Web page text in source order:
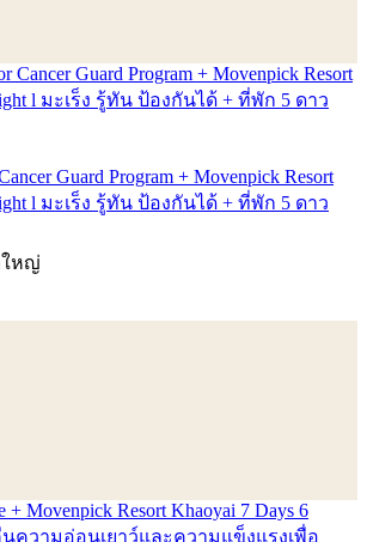
Guard Program + Movenpick Resort
l มะเร็ง รู้ทัน ป้องกันได้ + ที่พัก 5 ดาว
ใหญ่